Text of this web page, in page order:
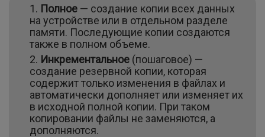
Полное — создание копии всех данных
на устройстве или в отдельном разделе
памяти. Последующие копии создаются
также в полном объеме.
Инкрементальное (пошаговое) —
создание резервной копии, которая
содержит только изменения в файлах и
автоматически дополняет или изменяет их
в исходной полной копии. При таком
копировании файлы не заменяются, а
дополняются.